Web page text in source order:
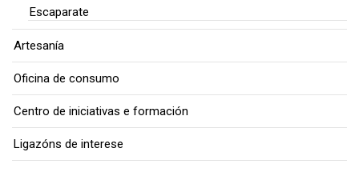
Escaparate
Artesanía
Oficina de consumo
Centro de iniciativas e formación
Ligazóns de interese